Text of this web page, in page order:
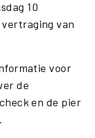
10
vertraging van
voor
de
en de pier